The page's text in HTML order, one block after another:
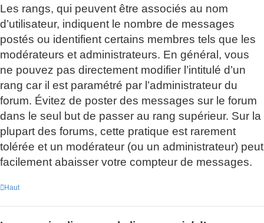
Les rangs, qui peuvent être associés au nom
d’utilisateur, indiquent le nombre de messages
postés ou identifient certains membres tels que les
modérateurs et administrateurs. En général, vous
ne pouvez pas directement modifier l’intitulé d’un
rang car il est paramétré par l’administrateur du
forum. Évitez de poster des messages sur le forum
dans le seul but de passer au rang supérieur. Sur la
plupart des forums, cette pratique est rarement
tolérée et un modérateur (ou un administrateur) peut
facilement abaisser votre compteur de messages.
Haut